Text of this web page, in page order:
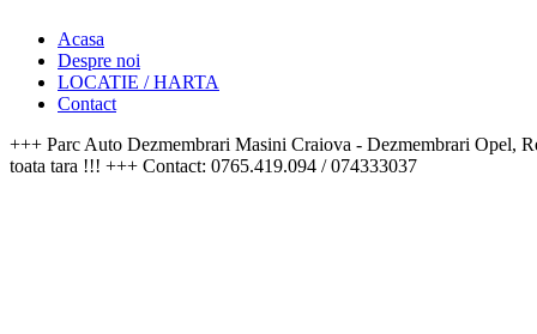
Acasa
Despre noi
LOCATIE / HARTA
Contact
+++ Parc Auto Dezmembrari Masini Craiova - Dezmembrari Opel,
toata tara !!! +++ Contact: 0765.419.094 / 074333037